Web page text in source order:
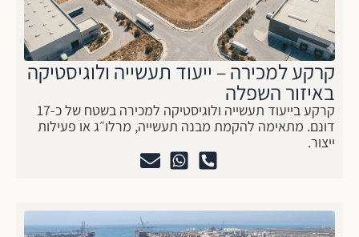
קרקע למכירה – ייעוד תעשייה ולוגיסטיקה
באיזור השפלה
קרקע בייעוד תעשייה ולוגיסטיקה למכירה בשטח של כ-17
דונם. מתאימה להקמת מבנה תעשייה, מרלו״ג או פעילות
ייצור.